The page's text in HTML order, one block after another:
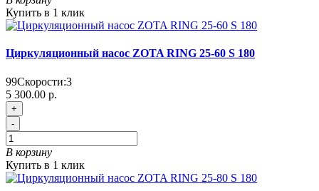
Купить в 1 клик
Циркуляционный насос ZOTA RING 25-60 S 180
99Скорости:3
5 300.00 р.
+
-
В корзину
Купить в 1 клик